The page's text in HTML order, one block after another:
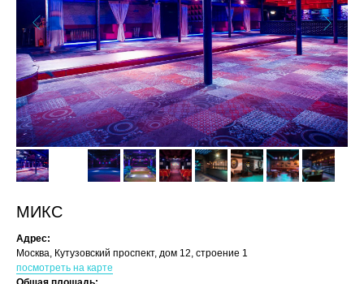
МИКС
Адрес:
Москва, Кутузовский проспект, дом 12, строение 1
посмотреть на карте